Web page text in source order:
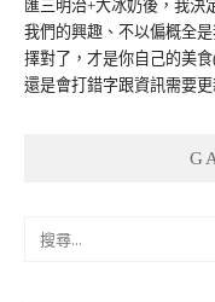
匯三明治+大冰奶後，我決
我們的興趣、不以偏概全
擇對了，才是你自己的美
還是會打錯字跟資訊需要